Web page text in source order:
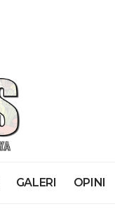
GALERI OPINI